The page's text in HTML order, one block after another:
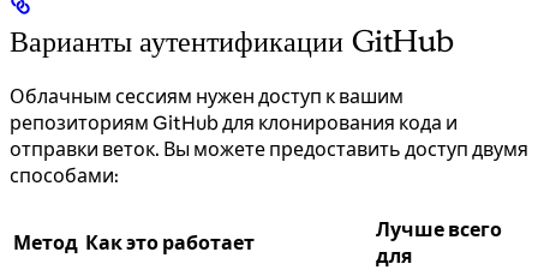
Варианты аутентификации GitHub
Облачным сессиям нужен доступ к вашим
репозиториям GitHub для клонирования кода и
отправки веток. Вы можете предоставить доступ двумя
способами:
Метод Как это работает
Лучше всего
для